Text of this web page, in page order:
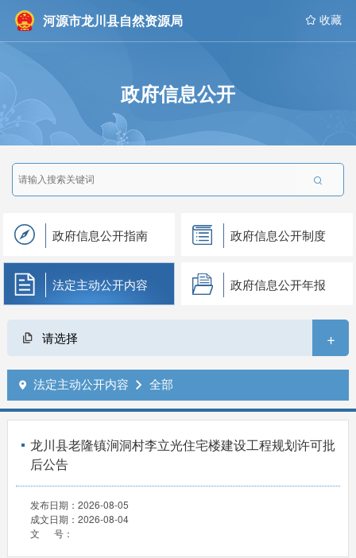
河源市龙川县自然资源局  收藏
政府信息公开

政府信息公开指南 政府信息公开制度
法定主动公开内容 政府信息公开年报
请选择 +
 法定主动公开内容  全部
龙川县老隆镇涧洞村李立光住宅楼建设工程规划许可批
后公告
发布日期： 2026-08-05
成文日期： 2026-08-04
文 号：